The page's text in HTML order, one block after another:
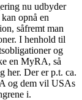
nu udbyder
opnå en
såfremt man
I henhold til
og
en MyRA, så
her. Der er p.t. ca.
og dem vil USAs
i.